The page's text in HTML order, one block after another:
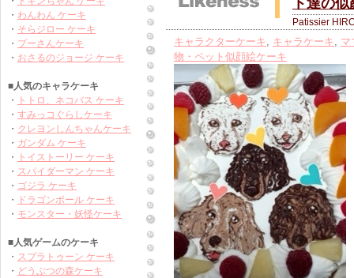
ト達の
Patissier
キャラクターケーキ, キャラケーキ, マ
物・ペット似顔絵ケーキ
・ わんわん ケーキ
・ そらジロー ケーキ
・ プーさんケーキ
・ おさるのジョージ ケーキ
■人気のキャラケーキ
・
トトロ、ネコバス ケーキ
・ すみっコぐらしケーキ
・ クレヨンしんちゃんケーキ
・ ガンダム ケーキ
・
トイストーリー ケーキ
・ スパイダーマン ケーキ
・ ゴジラ ケーキ
・
ドラゴンボール ケーキ
・ モンスター・妖怪ケーキ
■人気ゲームのケーキ
・ スプラトゥーン ケーキ
・ どうぶつの森ケーキ